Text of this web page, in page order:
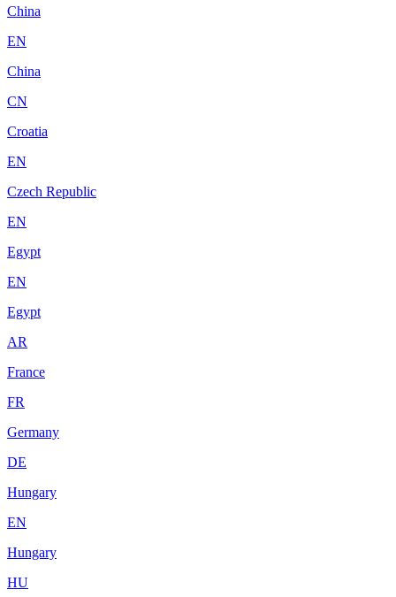
China
EN
China
CN
Croatia
EN
Czech Republic
EN
Egypt
EN
Egypt
AR
France
FR
Germany
DE
Hungary
EN
Hungary
HU